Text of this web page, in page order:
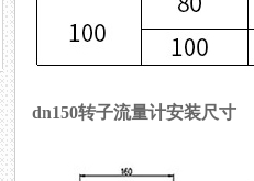
dn150转子流量计安装尺寸